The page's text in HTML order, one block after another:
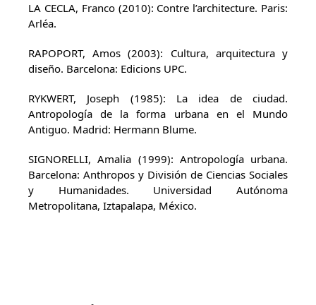
LA CECLA, Franco (2010): Contre l’architecture. Paris:
Arléa.
RAPOPORT, Amos (2003): Cultura, arquitectura y
diseño. Barcelona: Edicions UPC.
RYKWERT, Joseph (1985): La idea de ciudad.
Antropología de la forma urbana en el Mundo
Antiguo. Madrid: Hermann Blume.
SIGNORELLI, Amalia (1999): Antropología urbana.
Barcelona: Anthropos y División de Ciencias Sociales
y Humanidades. Universidad Autónoma
Metropolitana, Iztapalapa, México.